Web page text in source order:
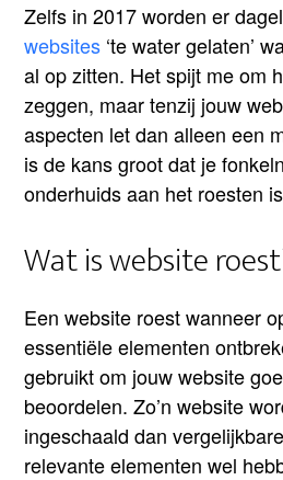
Zelfs in 2017 worden er
websites ‘te water gelaten’
al op zitten. Het spijt me om
zeggen, maar tenzij jouw
aspecten let dan alleen een
is de kans groot dat je
onderhuids aan het roesten
Wat is website
Een website roest wanneer
essentiële elementen
gebruikt om jouw website
beoordelen. Zo’n website
ingeschaald dan
relevante elementen wel